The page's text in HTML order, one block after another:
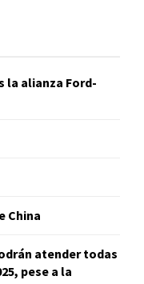
la alianza Ford-
China
atender todas
pese a la